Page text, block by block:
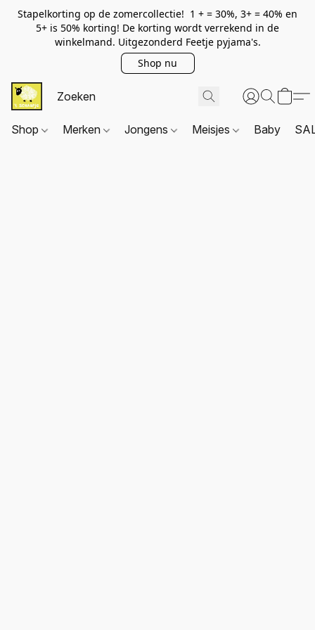
Stapelkorting op de zomercollectie! 1 + = 30%, 3+ = 40% en
5+ is 50% korting! De korting wordt verrekend in de
winkelmand. Uitgezonderd Feetje pyjama's.
Shop nu
Shop Merken Jongens Meisjes Baby